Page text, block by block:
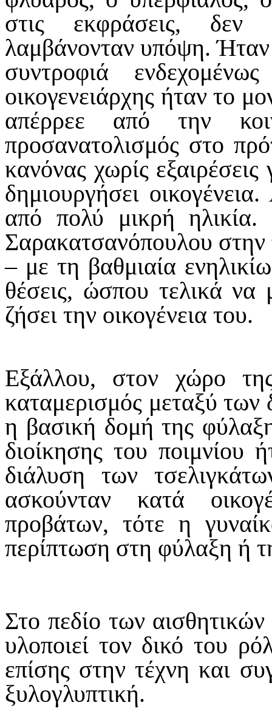
στις εκφράσεις, δεν
λαμβάνονταν υπόψη. Ήταν
συντροφιά
οικογενειάρχης ήταν το
απέρρεε από την
προσανατολισμός στο
κανόνας χωρίς
δημιουργήσει
από πολύ μικρή
Σαρακατσανόπουλου στην
– με τη βαθμιαία
θέσεις, ώσπου τελικά
ζήσει την οικογένεια του.
Εξάλλου, στον χώρο
καταμερισμός μεταξύ
η βασική δομή της
διοίκησης του
διάλυση των
ασκούνταν κατά
προβάτων, τότε η
περίπτωση στη φύλαξη ή
Στο πεδίο των
υλοποιεί τον δικό του
επίσης στην τέχνη και
ξυλογλυπτική.